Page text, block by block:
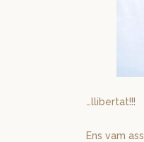
…llibertat!!!
Ens vam